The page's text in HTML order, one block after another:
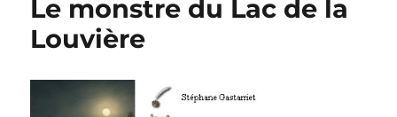
Le monstre du Lac de la
Louvière